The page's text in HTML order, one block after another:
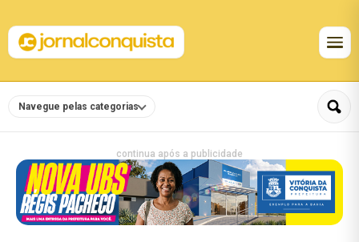
Navegue pelas categorias
continua após a publicidade